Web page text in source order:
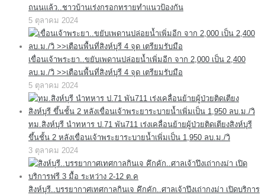
ถนนแล้ว..ชาวบ้านเร่งกรอกทรายทำแนวป้องกัน
5 ตุลาคม 2024
เขื่อนเจ้าพระยา..ขยับเพดานปล่อยน้ำเพิ่มอีก จาก 2,000 เป็น 2,400
ลบ.ม./วิ >>เตือนพื้นที่สิงห์บุรี 4 จุด เตรียมรับมือ
5 ตุลาคม 2024
ทม.สิงห์บุรี นำทหาร ป.71 พัน711 เร่งเคลื่อนย้ายผู้ป่วยติดเตียงสิงห์บุรี
ขึ้นชั้น 2 หลังเขื่อนเจ้าพระยาระบายน้ำเพิ่มเป็น 1,950 ลบ.ม./วิ
3 ตุลาคม 2024
สิงห์บุรี..บรรยากาศเทศกาลกินเจ คึกคัก..ศาลเจ้าปึงเถ่ากงม่า เปิดบริการ